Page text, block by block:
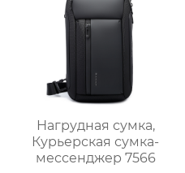
Нагрудная сумка,
Курьерская сумка-
мессенджер 7566